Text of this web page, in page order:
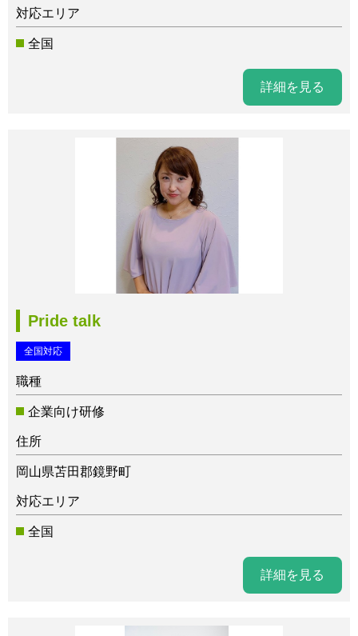
対応エリア
全国
詳細を見る
Pride talk
全国対応
職種
企業向け研修
住所
岡山県苫田郡鏡野町
対応エリア
全国
詳細を見る